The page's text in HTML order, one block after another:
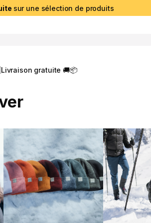
sur une sélection de produits
Livraison gratuite 🚚📦